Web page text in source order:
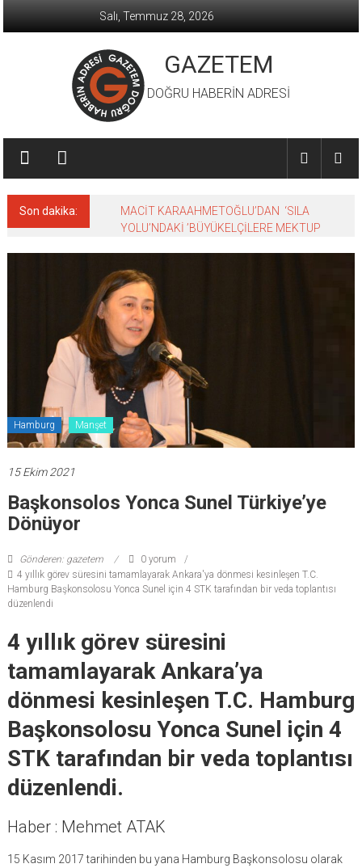
Salı, Temmuz 28, 2026
GAZETEM
DOĞRU HABERİN ADRESİ
Son dakika:
MACİT KARAAHMETOĞLU’DAN ‘SILA
YOLU’NDAKİ ’BÜYÜKELÇİLERE MEKTUP
Hamburg Manşet
15 Ekim 2021
Başkonsolos Yonca Sunel Türkiye’ye
Dönüyor
Gönderen: gazetem
0 yorum
4 yıllık görev süresini tamamlayarak Ankara'ya dönmesi kesinleşen T.C.
Hamburg Başkonsolosu Yonca Sunel için 4 STK tarafından bir veda toplantısı
düzenlendi
4 yıllık görev süresini
tamamlayarak Ankara’ya
dönmesi kesinleşen T.C. Hamburg
Başkonsolosu Yonca Sunel için 4
STK tarafından bir veda toplantısı
düzenlendi.
Haber : Mehmet ATAK
15 Kasım 2017 tarihinden bu yana Hamburg Başkonsolosu olarak